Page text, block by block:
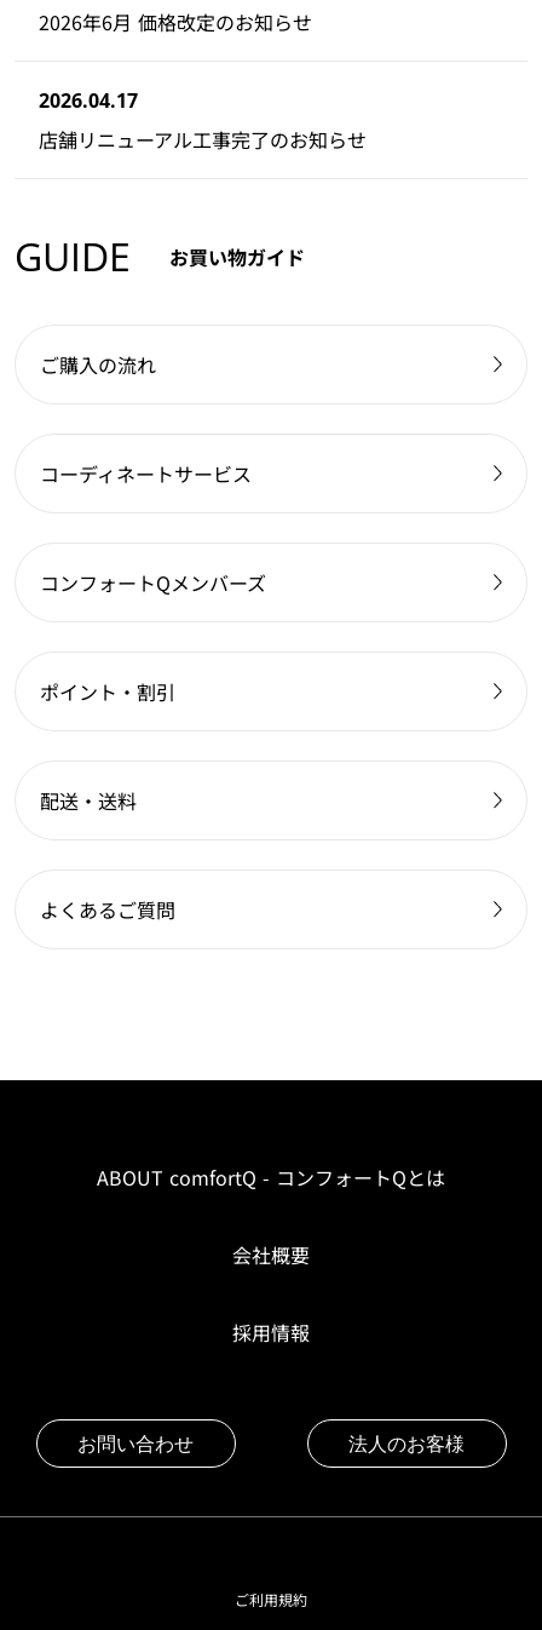
2026年6月 価格改定のお知らせ
2026.04.17
店舗リニューアル工事完了のお知らせ
GUIDE お買い物ガイド
ご購入の流れ
コーディネートサービス
コンフォートQメンバーズ
ポイント・割引
配送・送料
よくあるご質問
ABOUT comfortQ - コンフォートQとは
会社概要
採用情報
お問い合わせ 法人のお客様
ご利用規約